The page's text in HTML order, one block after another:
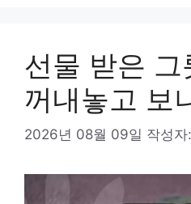
선물 받은
꺼내놓고 보
2026년 08월 09일 작성자: